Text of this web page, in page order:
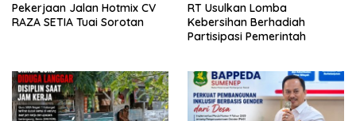
Pekerjaan Jalan Hotmix CV
RAZA SETIA Tuai Sorotan
RT Usulkan Lomba
Kebersihan Berhadiah
Partisipasi Pemerintah